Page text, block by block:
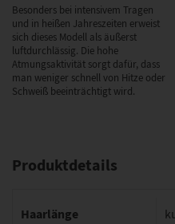
Besonders bei intensivem Tragen
und in heißen Jahreszeiten erweist
sich dieses Modell als äußerst
luftdurchlässig. Die hohe
Atmungsaktivität sorgt dafür, dass
man weniger schnell von Hitze oder
Schweiß beeinträchtigt wird.
Produktdetails
Haarlänge